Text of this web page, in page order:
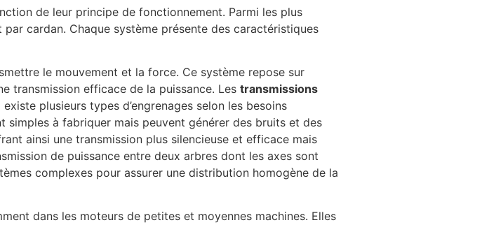
de leur principe de fonctionnement. Parmi les plus
cardan. Chaque système présente des caractéristiques
le mouvement et la force. Ce système repose sur
transmission efficace de la puissance. Les transmissions
plusieurs types d’engrenages selon les besoins
simples à fabriquer mais peuvent générer des bruits et des
ainsi une transmission plus silencieuse et efficace mais
de puissance entre deux arbres dont les axes sont
complexes pour assurer une distribution homogène de la
dans les moteurs de petites et moyennes machines. Elles